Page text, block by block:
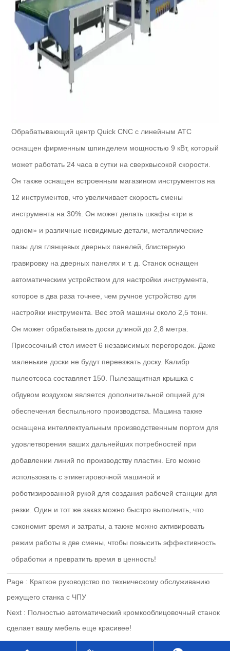
Обрабатывающий центр Quick CNC с линейным ATC
оснащен фирменным шпинделем мощностью 9 кВт, который
может работать 24 часа в сутки на сверхвысокой скорости.
Он также оснащен встроенным магазином инструментов на
12 инструментов, что увеличивает скорость смены
инструмента на 30%. Он может делать шкафы «три в
одном» и различные невидимые детали, металлические
пазы для глянцевых дверных панелей, блистерную
гравировку на дверных панелях и т. д. Станок оснащен
автоматическим устройством для настройки инструмента,
которое в два раза точнее, чем ручное устройство для
настройки инструмента. Вес этой машины около 2,5 тонн.
Он может обрабатывать доски длиной до 2,8 метра.
Присосочный стол имеет 6 независимых перегородок. Даже
маленькие доски не будут переезжать доску. Калибр
пылеотсоса составляет 150. Пылезащитная крышка с
обдувом воздухом является дополнительной опцией для
обеспечения беспыльного производства. Машина также
оснащена интеллектуальным производственным портом для
удовлетворения ваших дальнейших потребностей при
добавлении линий по производству пластин. Его можно
использовать с этикетировочной машиной и
роботизированной рукой для создания рабочей станции для
резки. Один и тот же заказ можно быстро выполнить, что
сэкономит время и затраты, а также можно активировать
режим работы в две смены, чтобы повысить эффективность
обработки и превратить время в ценность!
Page : Краткое руководство по техническому обслуживанию
режущего станка с ЧПУ
Next : Полностью автоматический кромкооблицовочный станок
сделает вашу мебель еще красивее!